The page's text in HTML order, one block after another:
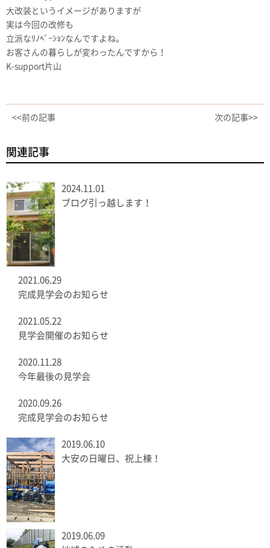
大改装というイメージがありますが
実は今回の改修も
立派なﾘﾉﾍﾞｰｼｮﾝなんですよね。
お客さんの暮らしが変わったんですから！
K-support片山
<<前の記事 次の記事>>
関連記事
2024.11.01
ブログ引っ越します！
2021.06.29
完成見学会のお知らせ
2021.05.22
見学会開催のお知らせ
2020.11.28
今年最後の見学会
2020.09.26
完成見学会のお知らせ
2019.06.10
大安の日曜日、祝上棟！
2019.06.09